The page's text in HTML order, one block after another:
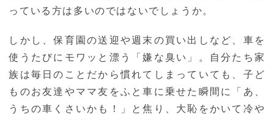
っている方は多いのではないでしょうか。
しかし、保育園の送迎や週末の買い出しなど、車を
使うたびにモワッと漂う「嫌な臭い」。自分たち家
族は毎日のことだから慣れてしまっていても、子ど
ものお友達やママ友をふと車に乗せた瞬間に「あ、
うちの車くさいかも！」と焦り、大恥をかいて冷や